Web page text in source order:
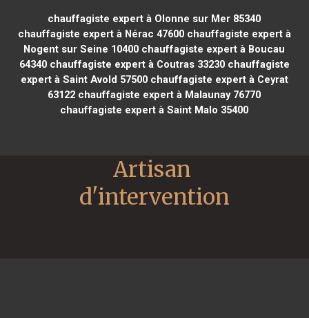
chauffagiste expert à Olonne sur Mer 85340
chauffagiste expert à Nérac 47600chauffagiste expert à
Nogent sur Seine 10400 chauffagiste expert à Boucau
64340chauffagiste expert à Coutras 33230chauffagiste
expert à Saint Avold 57500chauffagiste expert à Ceyrat
63122 chauffagiste expert à Malaunay 76770
chauffagiste expert à Saint Malo 35400
Artisan
d'intervention